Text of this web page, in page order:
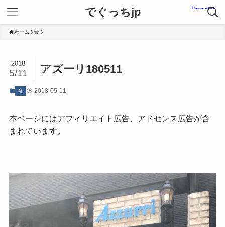
でぐっちjp
ホーム 食
アズーリ180511
2018
5/11
食 2018-05-11
本ページにはアフィリエイト広告、アドセンス広告が含
まれています。